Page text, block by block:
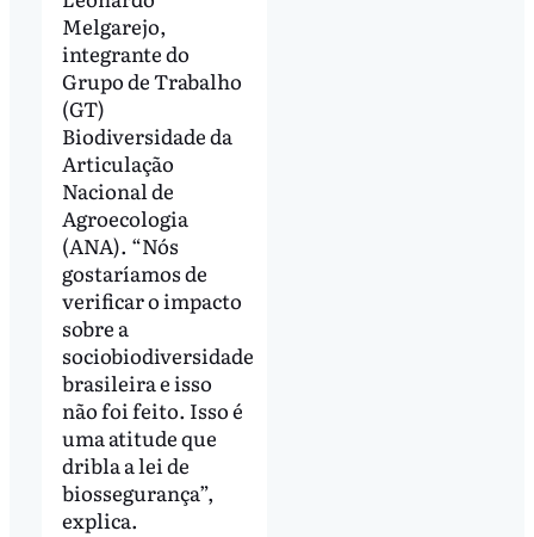
Melgarejo,
integrante do
Grupo de Trabalho
(GT)
Biodiversidade da
Articulação
Nacional de
Agroecologia
(ANA). “Nós
gostaríamos de
verificar o impacto
sobre a
sociobiodiversidade
brasileira e isso
não foi feito. Isso é
uma atitude que
dribla a lei de
biossegurança”,
explica.